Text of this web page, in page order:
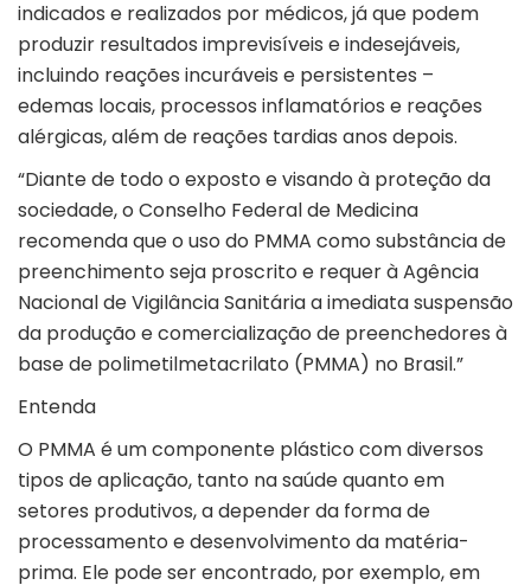
indicados e realizados por médicos, já que podem
produzir resultados imprevisíveis e indesejáveis,
incluindo reações incuráveis e persistentes –
edemas locais, processos inflamatórios e reações
alérgicas, além de reações tardias anos depois.
“Diante de todo o exposto e visando à proteção da
sociedade, o Conselho Federal de Medicina
recomenda que o uso do PMMA como substância de
preenchimento seja proscrito e requer à Agência
Nacional de Vigilância Sanitária a imediata suspensão
da produção e comercialização de preenchedores à
base de polimetilmetacrilato (PMMA) no Brasil.”
Entenda
O PMMA é um componente plástico com diversos
tipos de aplicação, tanto na saúde quanto em
setores produtivos, a depender da forma de
processamento e desenvolvimento da matéria-
prima. Ele pode ser encontrado, por exemplo, em